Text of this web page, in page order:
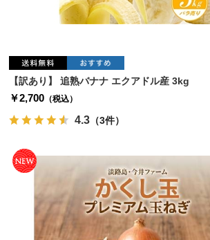
【訳あり】 追熟バナナ エクアドル産 3kg
￥2,700 （税込）
4.3 （3件）